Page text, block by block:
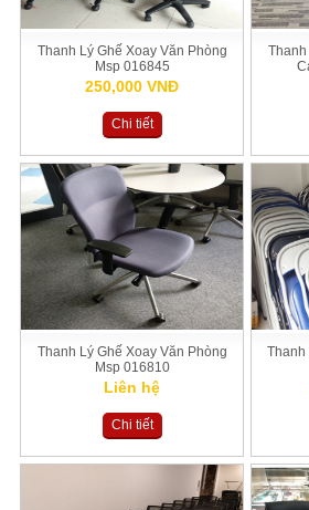
Thanh Lý Ghế Xoay Văn Phòng
Msp 016845
250,000 VNĐ
Chi tiết
Thanh
Thanh Lý Ghế Xoay Văn Phòng
Msp 016810
Liên hệ
Chi tiết
Thanh